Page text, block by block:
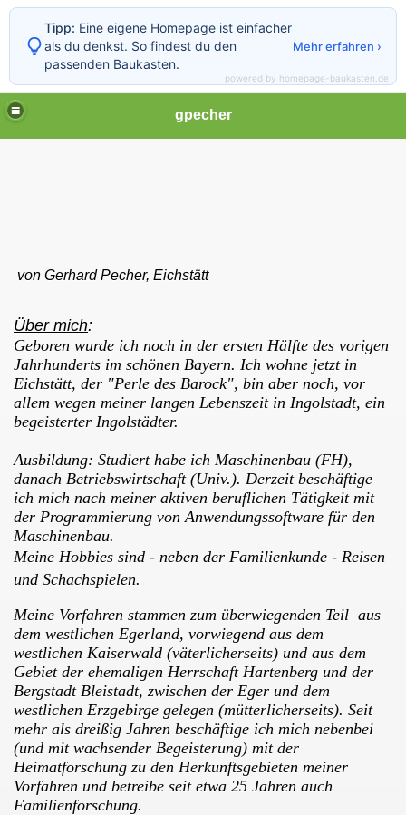
gpecher
von Gerhard Pecher, Eichstätt
Über mich:
Geboren wurde ich noch in der ersten Hälfte des vorigen
Jahrhunderts im schönen Bayern. Ich wohne jetzt in
Eichstätt, der "Perle des Barock", bin aber noch, vor
allem wegen meiner langen Lebenszeit in Ingolstadt, ein
begeisterter Ingolstädter.
Ausbildung: Studiert habe ich Maschinenbau (FH),
danach Betriebswirtschaft (Univ.). Derzeit beschäftige
ich mich nach meiner aktiven beruflichen Tätigkeit mit
der Programmierung von Anwendungssoftware für den
Maschinenbau.
Meine Hobbies sind - neben der Familienkunde - Reisen
und Schachspielen.
Meine Vorfahren stammen zum überwiegenden Teil aus
dem westlichen Egerland, vorwiegend aus dem
westlichen Kaiserwald (väterlicherseits) und aus dem
Gebiet der ehemaligen Herrschaft Hartenberg und der
Bergstadt Bleistadt, zwischen der Eger und dem
westlichen Erzgebirge gelegen (mütterlicherseits). Seit
mehr als dreißig Jahren beschäftige ich mich nebenbei
(und mit wachsender Begeisterung) mit der
Heimatforschung zu den Herkunftsgebieten meiner
Vorfahren und betreibe seit etwa 25 Jahren auch
Familienforschung.
Lázní
und Gossengrün
Tipp: Eine eigene Homepage ist einfacher
als du denkst. So findest du den
passenden Baukasten.
Mehr erfahren ›
powered by homepage-baukasten.de